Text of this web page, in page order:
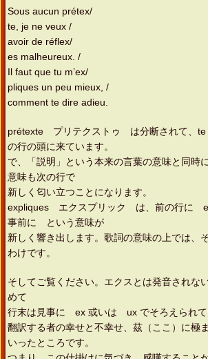
Sous aucun prétex/
te, je ne veux /
avoir de réflex/
es malheureux. /
Il faut que tu m’ex/
pliques un peu mieux, /
comment te dire adieu.
prétexte プリテクストゥ は分断されて、
の行の頭に来ています。
で、「説明」という本来の言葉の意味と同
意味も次の行で
新しく匂い立つことになります。
expliques エクスプリック は、前の行に
事前に という意味が
新しく響き出します。歌詞の意味の上では、
わけです。
そしてご覧ください。エクスとは発音され
めて
行末は見事に ex 或いは ux でそろえられて
翻訳する者の幸せと不幸せ、茲（ここ）に極
いったところです。